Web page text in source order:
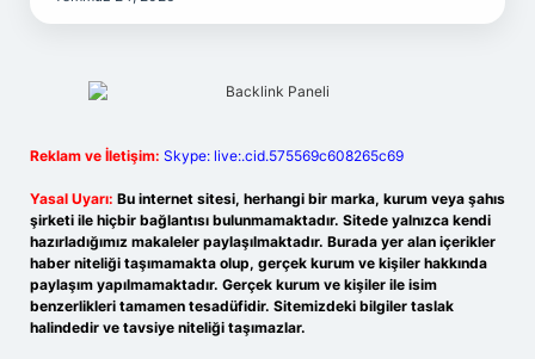
Reklam ve İletişim: Skype: live:.cid.575569c608265c69
Yasal Uyarı: Bu internet sitesi, herhangi bir marka, kurum veya şahıs
şirketi ile hiçbir bağlantısı bulunmamaktadır. Sitede yalnızca kendi
hazırladığımız makaleler paylaşılmaktadır. Burada yer alan içerikler
haber niteliği taşımamakta olup, gerçek kurum ve kişiler hakkında
paylaşım yapılmamaktadır. Gerçek kurum ve kişiler ile isim
benzerlikleri tamamen tesadüfidir. Sitemizdeki bilgiler taslak
halindedir ve tavsiye niteliği taşımazlar.